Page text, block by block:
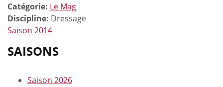
Catégorie: Le Mag
Discipline: Dressage
Saison 2014
SAISONS
Saison 2026